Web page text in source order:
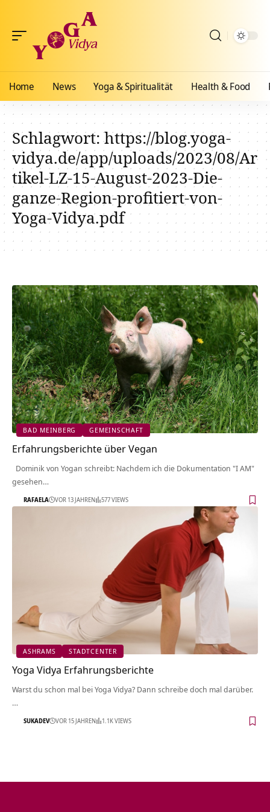
Home News Yoga & Spiritualität Health & Food
Schlagwort:https://blog.yoga-
vidya.de/app/uploads/2023/08/Ar
tikel-LZ-15-August-2023-Die-
ganze-Region-profitiert-von-
Yoga-Vidya.pdf
BAD MEINBERG GEMEINSCHAFT
Erfahrungsberichte über Vegan
Dominik von Yogan schreibt: Nachdem ich die Dokumentation "I AM"
gesehen…
RAFAELA VOR 13 JAHREN 577 VIEWS
ASHRAMS STADTCENTER
Yoga Vidya Erfahrungsberichte
Warst du schon mal bei Yoga Vidya? Dann schreibe doch mal darüber.
…
SUKADEV VOR 15 JAHREN 1.1K VIEWS